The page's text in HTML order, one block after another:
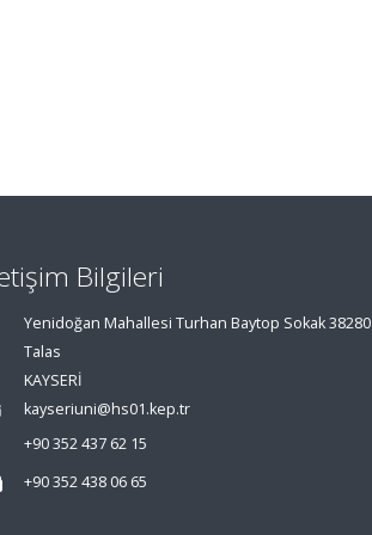
Bilgileri
Yenidoğan Mahallesi Turhan Baytop Sokak 38280
Talas
KAYSERİ
kayseriuni@hs01.kep.tr
+90 352 437 62 15
+90 352 438 06 65